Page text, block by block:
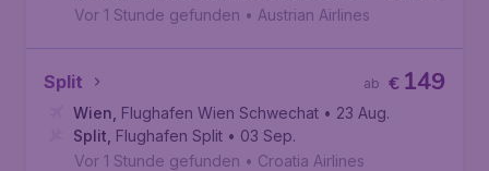
Vor 1 Stunde gefunden • Austrian Airlines
Split € 149
ab
Wien Flughafen Wien Schwechat • 23 Aug.
Split Flughafen Split • 03 Sep.
Vor 1 Stunde gefunden • Croatia Airlines